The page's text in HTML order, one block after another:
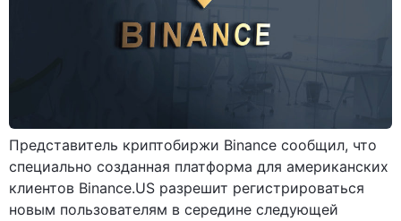
Представитель криптобиржи Binance сообщил, что
специально созданная платформа для американских
клиентов Binance.US разрешит регистрироваться
новым пользователям в середине следующей